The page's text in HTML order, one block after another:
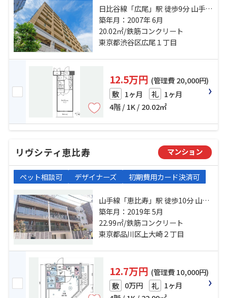
日比谷線「広尾」駅 徒歩9分 山手線
「恵比寿」駅 徒歩8分 東急東横線
「代官山」駅 徒歩17分
築年月：2007年 6月
20.02㎡/鉄筋コンクリート
東京都渋谷区広尾１丁目
12.5万円 (管理費 20,000円)
敷 1ヶ月 礼 1ヶ月
4階 / 1K / 20.02㎡
リヴシティ恵比寿 マンション
ペット相談可 デザイナーズ 初期費用カード決済可
山手線「恵比寿」駅 徒歩10分 山手
線「目黒」駅 徒歩12分 南北線「白
金台」駅 徒歩19分
築年月：2019年 5月
22.99㎡/鉄筋コンクリート
東京都品川区上大崎２丁目
12.7万円 (管理費 10,000円)
敷 0万円 礼 1ヶ月